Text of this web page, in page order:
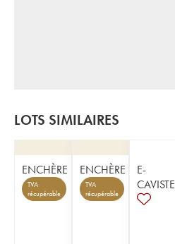
LOTS SIMILAIRES
ENCHÈRE
TVA
récupérable
ENCHÈRE
TVA
récupérable
E-
CAVISTE